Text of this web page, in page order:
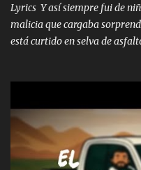
Lyrics Y así siempre fui de
malicia que cargaba
está curtido en selva de
pa más pues hay charola les
otra Música Surcando bien
los lados aquel que no
Ya pasé varias hazañas ya